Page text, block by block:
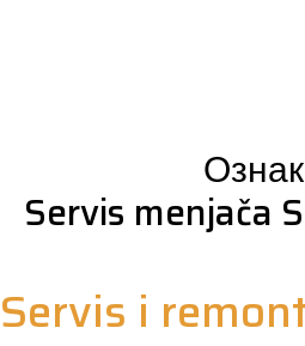
Servis menjača
Servis i